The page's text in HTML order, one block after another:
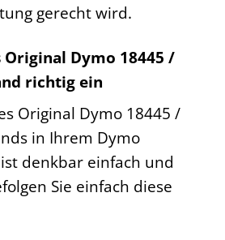
gerecht wird.
Original Dymo 18445 /
richtig ein
Original Dymo 18445 /
in Ihrem Dymo
denkbar einfach und
Sie einfach diese